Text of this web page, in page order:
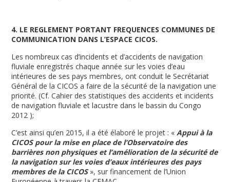
4. LE REGLEMENT PORTANT FREQUENCES COMMUNES DE
COMMUNICATION DANS L’ESPACE CICOS.
Les nombreux cas d’incidents et d’accidents de navigation
fluviale enregistrés chaque année sur les voies d’eau
intérieures de ses pays membres, ont conduit le Secrétariat
Général de la CICOS a faire de la sécurité de la navigation une
priorité. (Cf. Cahier des statistiques des accidents et incidents
de navigation fluviale et lacustre dans le bassin du Congo
2012 );
C’est ainsi qu’en 2015, il a été élaboré le projet : «Appui à la
CICOS pour la mise en place de l’Observatoire des
barrières non physiques et l’amélioration de la sécurité de
la navigation sur les voies d’eaux intérieures des pays
membres de la CICOS», sur financement de l’Union